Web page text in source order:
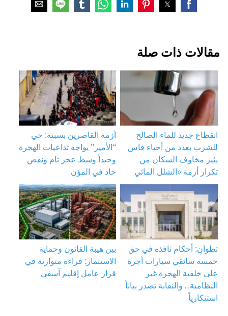
مقالات ذات صلة
انقطاع جديد للماء الصالح
للشرب بعدد من أحياء فاس
يثير مخاوف السكان من
تكرار أزمة «الشلل المائي
أزمة القاصرين بسبتة: حي
“الأمير” يواجه تداعيات الهجرة
وحيداً وسط عجز تام ونقص
حاد في المؤن
تطوان: أحكام نافذة في حق
خمسة سائقي سيارات أجرة
على خلفية الهجرة غير
النظامية.. والنقابة تصدر بياناً
استنكارياً
بين هيبة القانون وحماية
الاستثمار: قراءة متوازنة في
قرار عامل إقليم آسفي